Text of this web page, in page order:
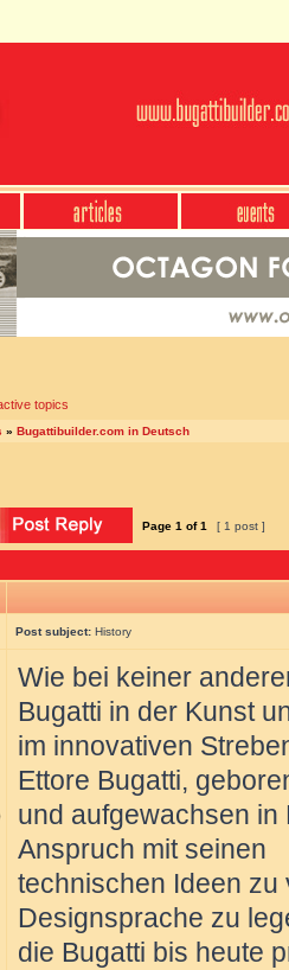
topics
» Bugattibuilder.com in Deutsch
Page 1 of1 [ 1 post ]
Post subject: History
Wie bei keiner
Bugatti in der Kunst
im innovativen
Ettore Bugatti,
und aufgewachsen
Anspruch mit seinen
technischen Ideen
Designsprache zu
die Bugatti bis heute